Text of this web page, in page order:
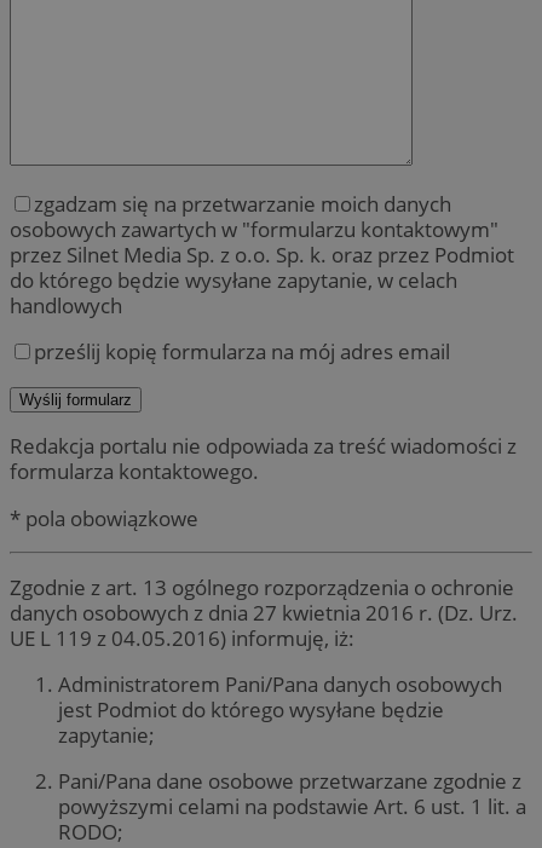
zgadzam się na przetwarzanie moich danych
osobowych zawartych w "formularzu kontaktowym"
przez Silnet Media Sp. z o.o. Sp. k. oraz przez Podmiot
do którego będzie wysyłane zapytanie, w celach
handlowych
prześlij kopię formularza na mój adres email
Redakcja portalu nie odpowiada za treść wiadomości z
formularza kontaktowego.
* pola obowiązkowe
Zgodnie z art. 13 ogólnego rozporządzenia o ochronie
danych osobowych z dnia 27 kwietnia 2016 r. (Dz. Urz.
UE L 119 z 04.05.2016) informuję, iż:
Administratorem Pani/Pana danych osobowych
jest Podmiot do którego wysyłane będzie
zapytanie;
Pani/Pana dane osobowe przetwarzane zgodnie z
powyższymi celami na podstawie Art. 6 ust. 1 lit. a
RODO;